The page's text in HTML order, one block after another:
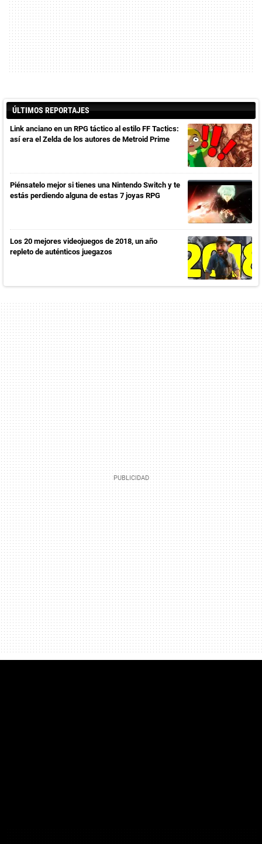
ÚLTIMOS REPORTAJES
Link anciano en un RPG táctico al estilo FF Tactics:
así era el Zelda de los autores de Metroid Prime
Piénsatelo mejor si tienes una Nintendo Switch y te
estás perdiendo alguna de estas 7 joyas RPG
Los 20 mejores videojuegos de 2018, un año
repleto de auténticos juegazos